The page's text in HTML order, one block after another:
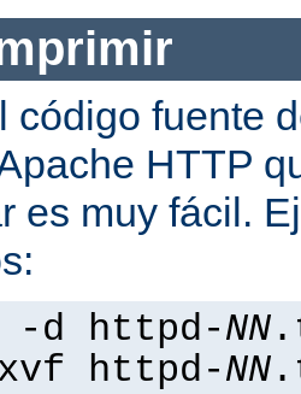
código fuente
HTTP
es muy fácil.
-d httpd-NN
httpd-NN